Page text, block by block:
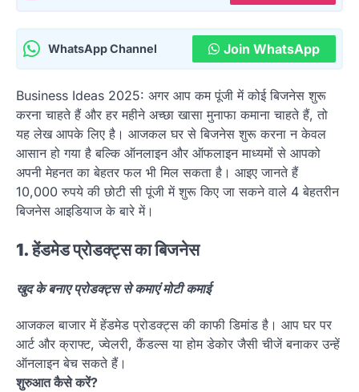
WhatsApp Channel Join WhatsApp
Business Ideas 2025: अगर आप कम पूंजी में कोई बिजनेस शुरू
करना चाहते हैं और हर महीने अच्छा खासा मुनाफा कमाना चाहते हैं, तो
यह लेख आपके लिए है। आजकल घर से बिजनेस शुरू करना न केवल
आसान हो गया है बल्कि ऑनलाइन और ऑफलाइन माध्यमों से आपको
अपनी मेहनत का बेहतर फल भी मिल सकता है। आइए जानते हैं
10,000 रुपये की छोटी सी पूंजी में शुरू किए जा सकने वाले 4 बेहतरीन
बिजनेस आइडियाज के बारे में।
1. हेंडमेड प्रोडक्ट्स का बिजनेस
खुद के बनाए प्रोडक्ट्स से कमाएं मोटी कमाई
आजकल बाजार में हेंडमेड प्रोडक्ट्स की काफी डिमांड है। आप घर पर
आर्ट और क्राफ्ट, ज्वेलरी, कैंडल्स या होम डेकोर जैसी चीजें बनाकर उन्हें
ऑनलाइन बेच सकते हैं।
शुरुआत कैसे करें?